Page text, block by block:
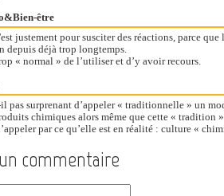
être
justement pour susciter des réactions, parce
depuis déjà trop longtemps.
« normal » de l’utiliser et d’y avoir recours.
pas surprenant d’appeler « traditionnelle » un
chimiques alors même que cette « tradition »
par ce qu’elle est en réalité : culture «
commentaire